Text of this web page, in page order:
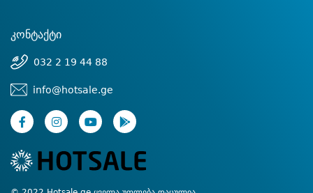
კონტაქტი
032 2 19 44 88
info@hotsale.ge